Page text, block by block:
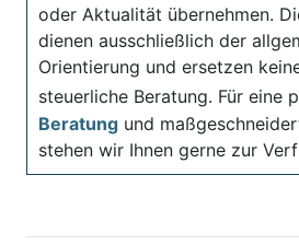
oder Aktualität übernehmen.
dienen ausschließlich der
Orientierung und ersetzen
steuerliche Beratung. Für eine
Beratung und
stehen wir Ihnen gerne zur